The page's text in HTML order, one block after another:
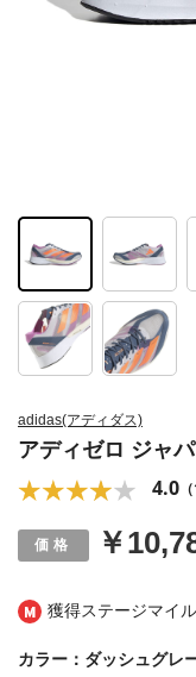
獲得ステージマイ
adidas(アディダス)
アディゼロ ジャ
4.0
￥
カラー：ダッシュグレ